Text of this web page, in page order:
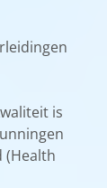
is
(Health